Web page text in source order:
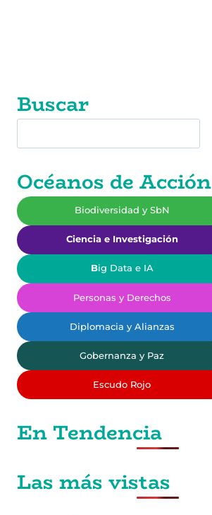
Buscar
Océanos de Acción
Biodiversidad y SbN
Ciencia e Investigación
Big Data e IA
Personas y Derechos
Diplomacia y Alianzas
Gobernanza y Paz
Escudo Rojo
En Tendencia
Las más vistas